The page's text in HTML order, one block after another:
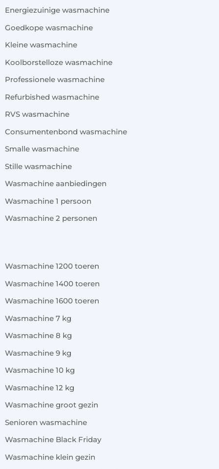
Energiezuinige wasmachine
Goedkope wasmachine
Kleine wasmachine
Koolborstelloze wasmachine
Professionele wasmachine
Refurbished wasmachine
RVS wasmachine
Consumentenbond wasmachine
Smalle wasmachine
Stille wasmachine
Wasmachine aanbiedingen
Wasmachine 1 persoon
Wasmachine 2 personen
Wasmachine 1200 toeren
Wasmachine 1400 toeren
Wasmachine 1600 toeren
Wasmachine 7 kg
Wasmachine 8 kg
Wasmachine 9 kg
Wasmachine 10 kg
Wasmachine 12 kg
Wasmachine groot gezin
Senioren wasmachine
Wasmachine Black Friday
Wasmachine klein gezin